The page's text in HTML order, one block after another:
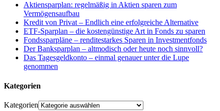
Aktiensparplan: regelmäßig in Aktien sparen zum
Vermögensaufbau
Kredit von Privat – Endlich eine erfolgreiche Alternative
ETF-Sparplan – die kostengünstige Art in Fonds zu sparen
Fondssparpläne – renditestarkes Sparen in Investmentfonds
Der Banksparplan – altmodisch oder heute noch sinnvoll?
Das Tagesgeldkonto – einmal genauer unter die Lupe
genommen
Kategorien
Kategorien